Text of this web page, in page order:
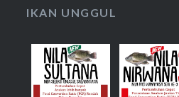
IKAN UNGGUL